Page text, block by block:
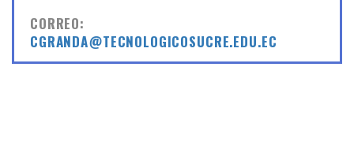
CORREO:
CGRANDA@TECNOLOGICOSUCRE.EDU.EC